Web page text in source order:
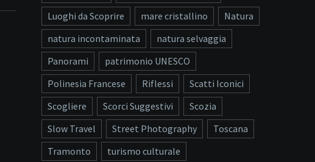
Luoghi da Scoprire
mare cristallino
Natura
natura incontaminata
natura selvaggia
Panorami
patrimonio UNESCO
Polinesia Francese
Riflessi
Scatti Iconici
Scogliere
Scorci Suggestivi
Scozia
Slow Travel
Street Photography
Toscana
Tramonto
turismo culturale